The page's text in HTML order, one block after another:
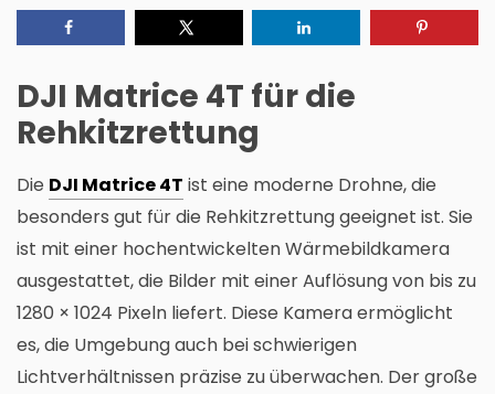
DJI Matrice 4T für die
Rehkitzrettung
Die DJI Matrice 4T ist eine moderne Drohne, die
besonders gut für die Rehkitzrettung geeignet ist. Sie
ist mit einer hochentwickelten Wärmebildkamera
ausgestattet, die Bilder mit einer Auflösung von bis zu
1280 × 1024 Pixeln liefert. Diese Kamera ermöglicht
es, die Umgebung auch bei schwierigen
Lichtverhältnissen präzise zu überwachen. Der große